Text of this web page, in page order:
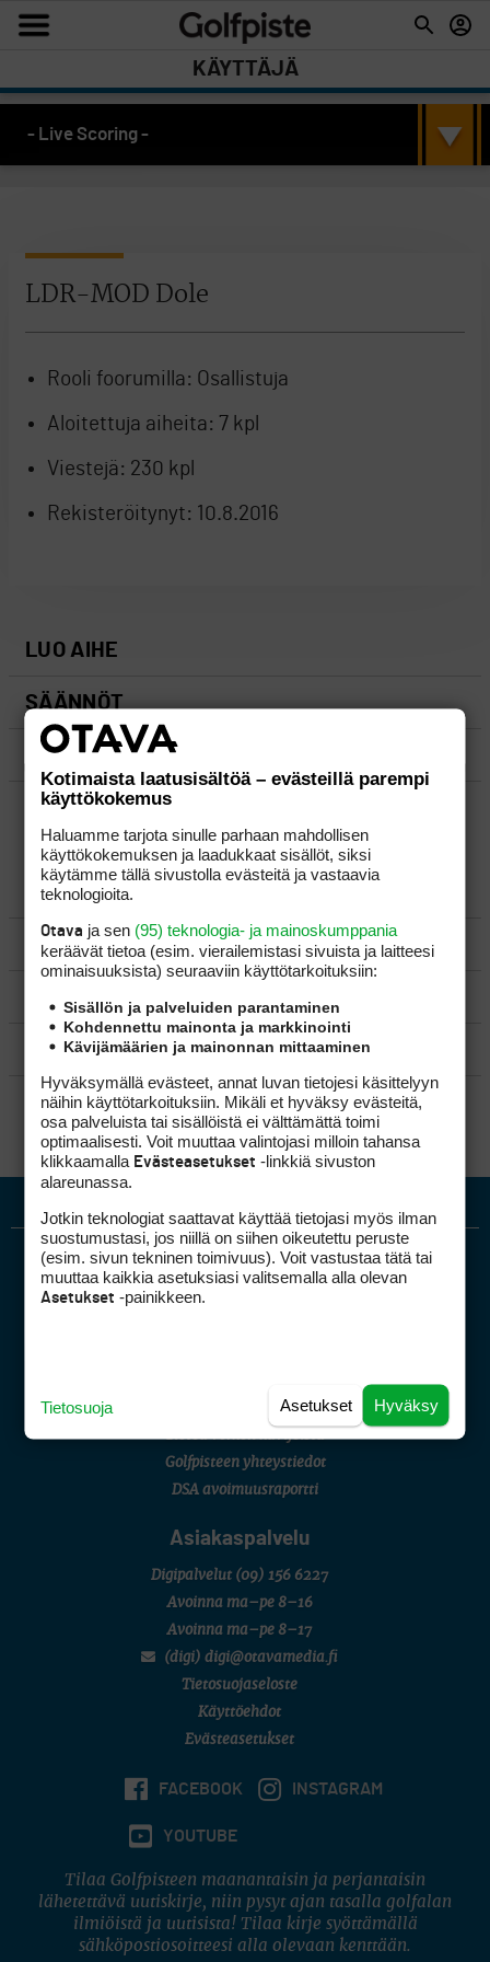
KÄYTTÄJÄ
- Live Scoring -
LDR-MOD Dole
Rooli foorumilla: Osallistuja
Aloitettuja aiheita: 7 kpl
Viestejä: 230 kpl
Rekisteröitynyt: 10.8.2016
LUO AIHE
SÄÄNNÖT
OHJEET
UUSIMMAT VIESTIKETJUT
YLEISTÄ
VÄLINEET
MATKAILU
KILPAGOLF & HARJOITTELU
SÄÄNNÖT
Mediahinnasto
Golfpisteen yhteystiedot
DSA avoimuusraportti
Asiakaspalvelu
Digipalvelut (09) 156 6227
Avoinna ma–pe 8–16
Avoinna ma–pe 8–17
(digi) digi@otavamedia.fi
Tietosuojaseloste
Käyttöehdot
Evästeasetukset
FACEBOOK INSTAGRAM
YOUTUBE
Tilaa Golfpisteen maanantaisin ja perjantaisin
lähetettävä uutiskirje, niin pysyt ajan tasalla golfalan
ilmiöistä ja uutisista! Tilaa kirje syöttämällä
sähköpostiosoitteesi alla olevaan kenttään.
Kotimaista laatusisältöä – evästeillä parempi
käyttökokemus
Haluamme tarjota sinulle parhaan mahdollisen
käyttökokemuksen ja laadukkaat sisällöt, siksi
käytämme tällä sivustolla evästeitä ja vastaavia
teknologioita.
Otava ja sen (95) teknologia- ja mainoskumppania
keräävät tietoa (esim. vierailemis­tasi sivuista ja laitteesi
ominaisuuk­sista) seuraaviin käyttötarkoituksiin:
Sisällön ja palveluiden parantaminen
Kohdennettu mainonta ja markkinointi
Kävijämäärien ja mainonnan mittaaminen
Hyväksymällä evästeet, annat luvan tietojesi käsittelyyn
näihin käyttötarkoituksiin. Mikäli et hyväksy evästeitä,
osa palveluista tai sisällöistä ei välttämättä toimi
optimaalisesti. Voit muuttaa valintojasi milloin tahansa
klikkaamalla Evästeasetukset -linkkiä sivuston
alareunassa.
Jotkin teknologiat saattavat käyttää tietojasi myös ilman
suostumustasi, jos niillä on siihen oikeutettu peruste
(esim. sivun tekninen toimivuus). Voit vastustaa tätä tai
muuttaa kaikkia asetuksiasi valitsemalla alla olevan
Asetukset -painikkeen.
Hyväksy
Asetukset
Tietosuoja